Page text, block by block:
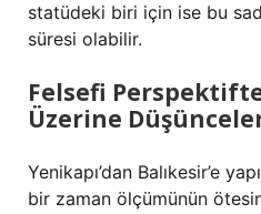
statüdeki biri için ise bu
süresi olabilir.
Felsefi
Üzerine
Yenikapı’dan Balıkesir’e
bir zaman ölçümünün